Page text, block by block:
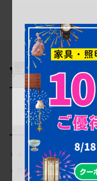
商品を探す
ご利用ガイ
よくあるご質問（Q＆A）
サイトの使い方について